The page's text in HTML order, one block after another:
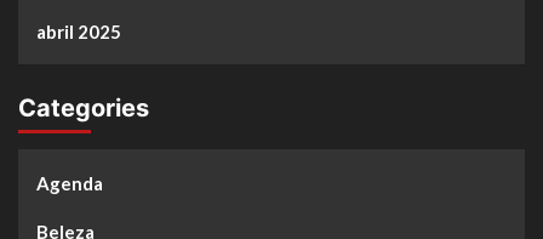
abril 2025
Categories
Agenda
Beleza